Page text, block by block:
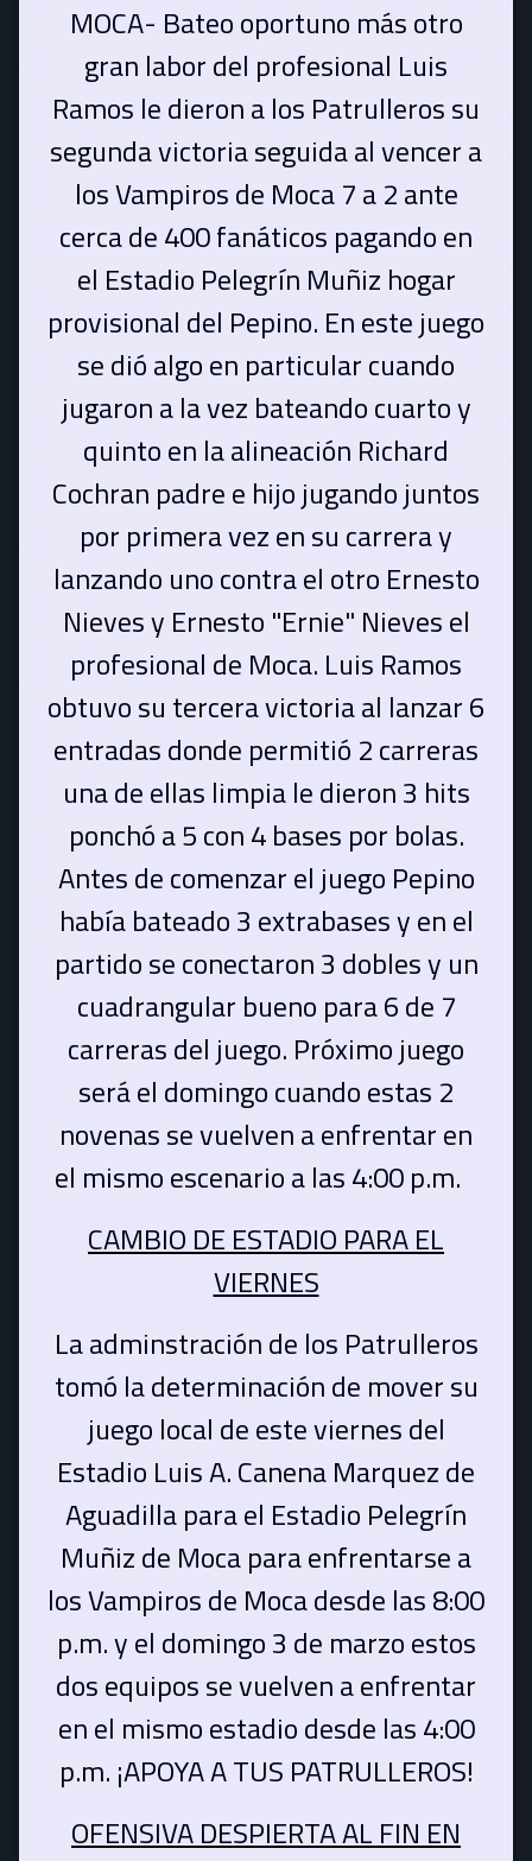
MOCA- Bateo oportuno más otro
gran labor del profesional Luis
Ramos le dieron a los Patrulleros su
segunda victoria seguida al vencer a
los Vampiros de Moca 7 a 2 ante
cerca de 400 fanáticos pagando en
el Estadio Pelegrín Muñiz hogar
provisional del Pepino. En este juego
se dió algo en particular cuando
jugaron a la vez bateando cuarto y
quinto en la alineación Richard
Cochran padre e hijo jugando juntos
por primera vez en su carrera y
lanzando uno contra el otro Ernesto
Nieves y Ernesto "Ernie" Nieves el
profesional de Moca. Luis Ramos
obtuvo su tercera victoria al lanzar 6
entradas donde permitió 2 carreras
una de ellas limpia le dieron 3 hits
ponchó a 5 con 4 bases por bolas.
Antes de comenzar el juego Pepino
había bateado 3 extrabases y en el
partido se conectaron 3 dobles y un
cuadrangular bueno para 6 de 7
carreras del juego. Próximo juego
será el domingo cuando estas 2
novenas se vuelven a enfrentar en
el mismo escenario a las 4:00 p.m.
CAMBIO DE ESTADIO PARA EL
VIERNES
La adminstración de los Patrulleros
tomó la determinación de mover su
juego local de este viernes del
Estadio Luis A. Canena Marquez de
Aguadilla para el Estadio Pelegrín
Muñiz de Moca para enfrentarse a
los Vampiros de Moca desde las 8:00
p.m. y el domingo 3 de marzo estos
dos equipos se vuelven a enfrentar
en el mismo estadio desde las 4:00
p.m. ¡APOYA A TUS PATRULLEROS!
OFENSIVA DESPIERTA AL FIN EN